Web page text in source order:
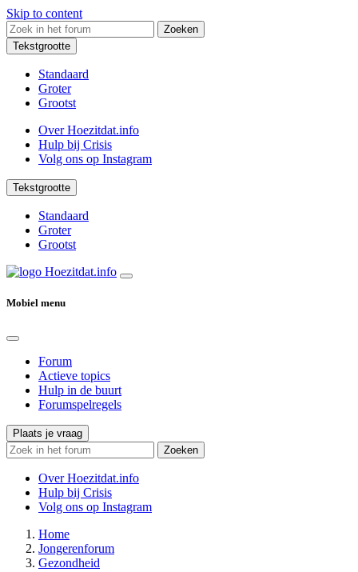
Skip to content
Zoeken
Tekstgrootte
Standaard
Groter
Grootst
Over Hoezitdat.info
Hulp bij Crisis
Volg ons op Instagram
Tekstgrootte
Standaard
Groter
Grootst
Mobiel menu
Forum
Actieve topics
Hulp in de buurt
Forumspelregels
Plaats je vraag
Zoeken
Over Hoezitdat.info
Hulp bij Crisis
Volg ons op Instagram
Home
Jongerenforum
Gezondheid